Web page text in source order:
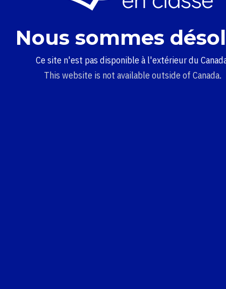
Nous sommes
Ce site n'est pas disponible à l'extérieur du
This website is not available outside of Canada.